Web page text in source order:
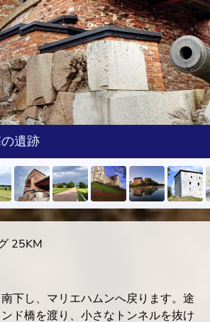
遺跡
25KM
下し、マリエハムンへ戻ります。途
ド橋を渡り、小さなトンネルを抜け